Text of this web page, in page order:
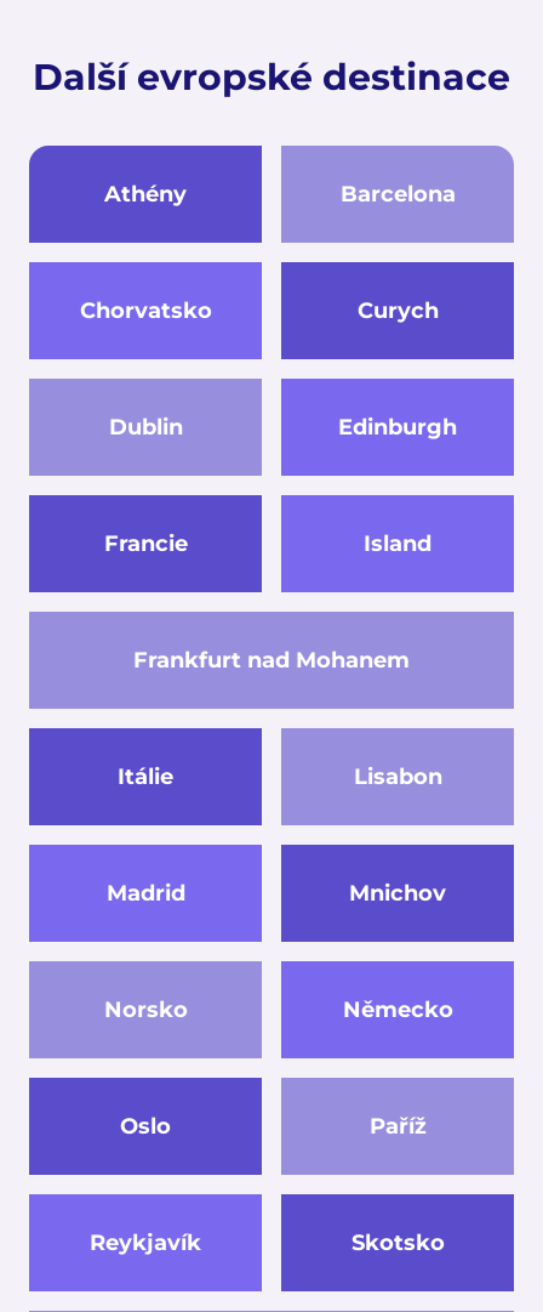
Další evropské destinace
Athény Barcelona
Chorvatsko Curych
Dublin Edinburgh
Francie
Frankfurt nad Mohanem
Island
Itálie Lisabon
Madrid Mnichov
Norsko Německo
Oslo Paříž
Reykjavík Skotsko